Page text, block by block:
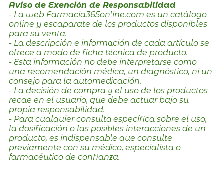
Aviso de Exención de Responsabilidad
- La web Farmacia365online.com es un catálogo
online y escaparate de los productos disponibles
para su venta.
- La descripción e información de cada artículo se
ofrece a modo de ficha técnica de producto.
- Esta información no debe interpretarse como
una recomendación médica, un diagnóstico, ni un
consejo para la automedicación.
- La decisión de compra y el uso de los productos
recae en el usuario, que debe actuar bajo su
propia responsabilidad.
- Para cualquier consulta específica sobre el uso,
la dosificación o las posibles interacciones de un
producto, es indispensable que consulte
previamente con su médico, especialista o
farmacéutico de confianza.